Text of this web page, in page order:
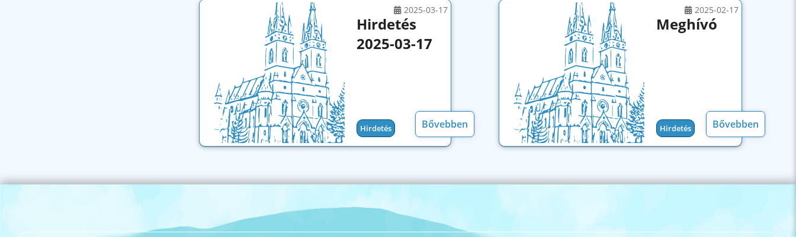
Hirdetés
2025-03-17
Hirdetés
2025-03-17
Bővebben
Meghívó
Hirdetés
2025-02-17
Bővebben